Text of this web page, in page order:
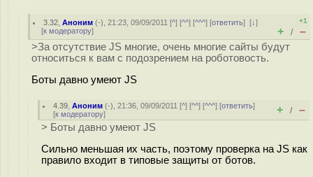
3.32 ,Аноним (-), 21:23, 09/09/2011 [^] [^^] [^^^] [ответить][↓]
[к модератору]
+1
+ / –
>За отсутствие JS многие, очень многие сайты будут
относиться к вам с подозрением на роботовость.
Боты давно умеют JS
4.39 ,Аноним (-), 21:36, 09/09/2011 [^] [^^] [^^^] [ответить]
[к модератору] + / –
> Боты давно умеют JS
Сильно меньшая их часть, поэтому проверка на JS как
правило входит в типовые защиты от ботов.